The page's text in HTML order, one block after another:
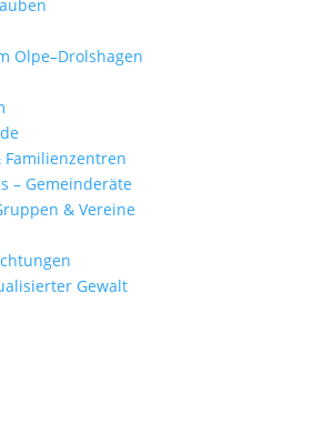
Olpe–Drolshagen
– Gemeinderäte
& Vereine
Gewalt